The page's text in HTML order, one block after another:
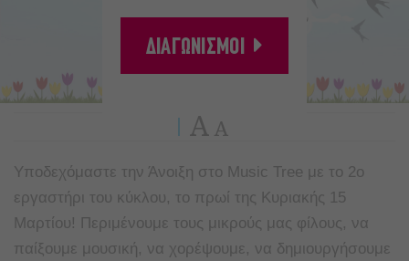
A A
Υποδεχόμαστε την Άνοιξη στο Music Tree με το 2ο
εργαστήρι του κύκλου, το πρωί της Κυριακής 15
Μαρτίου! Περιμένουμε τους μικρούς μας φίλους, να
παίξουμε μουσική, να χορέψουμε, να δημιουργήσουμε
ΔΙΑΓΩΝΙΣΜΟΙ